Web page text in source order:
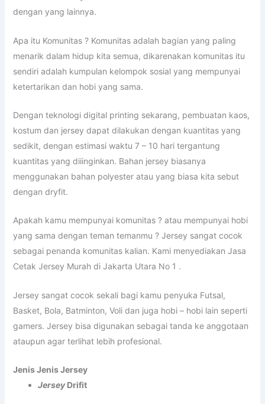
dengan yang lainnya.
Apa itu Komunitas ? Komunitas adalah bagian yang paling
menarik dalam hidup kita semua, dikarenakan komunitas itu
sendiri adalah kumpulan kelompok sosial yang mempunyai
ketertarikan dan hobi yang sama.
Dengan teknologi digital printing sekarang, pembuatan kaos,
kostum dan jersey dapat dilakukan dengan kuantitas yang
sedikit, dengan estimasi waktu 7 – 10 hari tergantung
kuantitas yang diiinginkan. Bahan jersey biasanya
menggunakan bahan polyester atau yang biasa kita sebut
dengan dryfit.
Apakah kamu mempunyai komunitas ? atau mempunyai hobi
yang sama dengan teman temanmu ? Jersey sangat cocok
sebagai penanda komunitas kalian. Kami menyediakan Jasa
Cetak Jersey Murah di Jakarta Utara No 1 .
Jersey sangat cocok sekali bagi kamu penyuka Futsal,
Basket, Bola, Batminton, Voli dan juga hobi – hobi lain seperti
gamers. Jersey bisa digunakan sebagai tanda ke anggotaan
ataupun agar terlihat lebih profesional.
Jenis Jenis Jersey
JerseyDrifit